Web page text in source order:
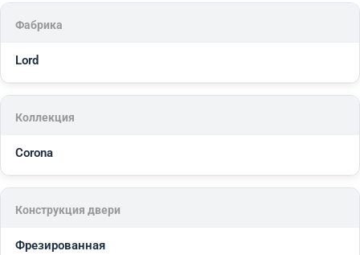
Фабрика
Lord
Коллекция
Corona
Конструкция двери
Фрезированная